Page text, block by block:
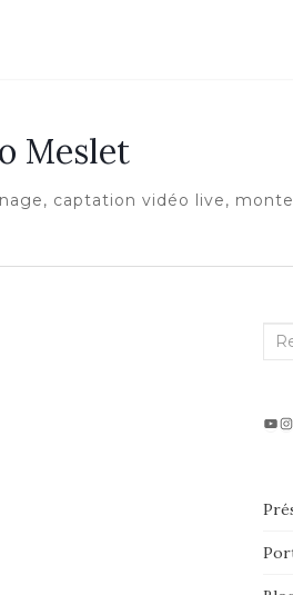
Meslet
captation vidéo live,
Projet